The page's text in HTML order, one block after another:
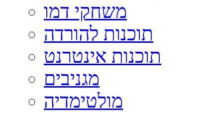
משחקי דמו
תוכנות להורדה
תוכנות אינטרנט
מגניבים
מולטימדיה